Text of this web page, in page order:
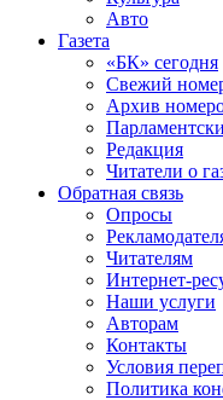
Авто
Газета
«БК» сегодня
Свежий
Архив
Редакция
Читатели о
Обратная связь
Опросы
Читателям
Интернет-
Наши услуги
Авторам
Контакты
Условия
Политика